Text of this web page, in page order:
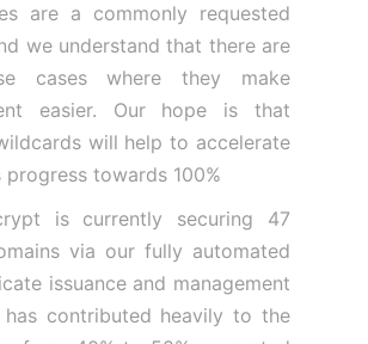
are a commonly requested
we understand that there are
cases where they make
easier. Our hope is that
will help to accelerate
progress towards 100%
is currently securing 47
via our fully automated
issuance and management
has contributed heavily to the